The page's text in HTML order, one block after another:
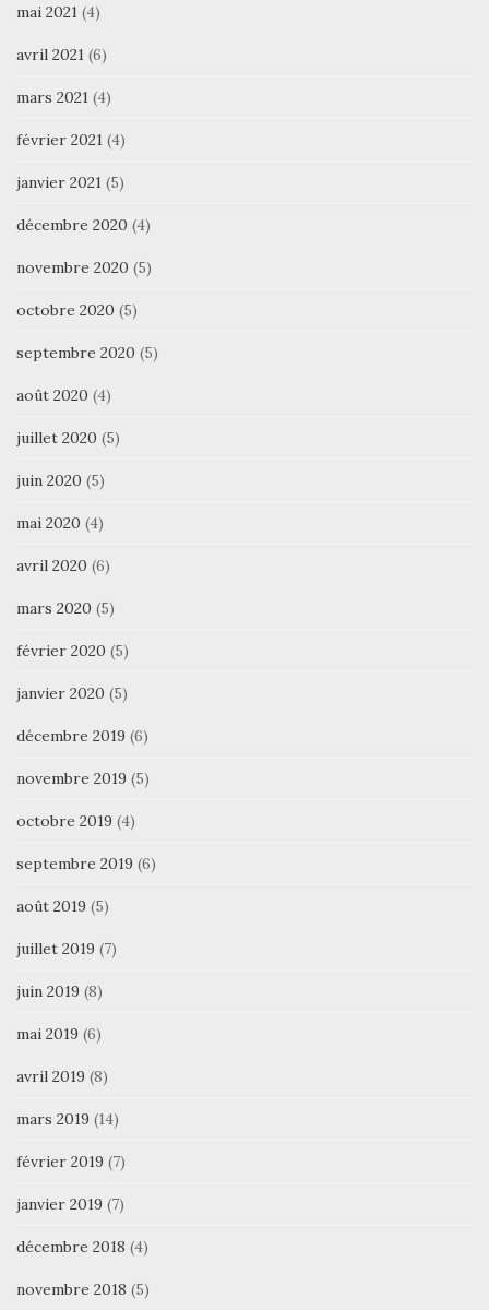
mai 2021 (4)
avril 2021 (6)
mars 2021 (4)
février 2021 (4)
janvier 2021 (5)
décembre 2020 (4)
novembre 2020 (5)
octobre 2020 (5)
septembre 2020 (5)
août 2020 (4)
juillet 2020 (5)
juin 2020 (5)
mai 2020 (4)
avril 2020 (6)
mars 2020 (5)
février 2020 (5)
janvier 2020 (5)
décembre 2019 (6)
novembre 2019 (5)
octobre 2019 (4)
septembre 2019 (6)
août 2019 (5)
juillet 2019 (7)
juin 2019 (8)
mai 2019 (6)
avril 2019 (8)
mars 2019 (14)
février 2019 (7)
janvier 2019 (7)
décembre 2018 (4)
novembre 2018 (5)